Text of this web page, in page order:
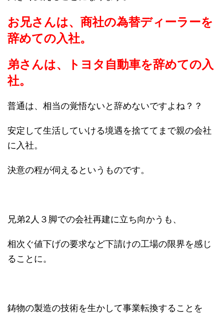
お兄さんは、商社の為替ディーラーを
辞めての入社。
弟さんは、トヨタ自動車を辞めての入
社。
普通は、相当の覚悟ないと辞めないですよね？？
安定して生活していける境遇を捨ててまで親の会社
に入社。
決意の程が伺えるというものです。
兄弟2人３脚での会社再建に立ち向かうも、
相次ぐ値下げの要求など下請けの工場の限界を感じ
ることに。
鋳物の製造の技術を生かして事業転換することを